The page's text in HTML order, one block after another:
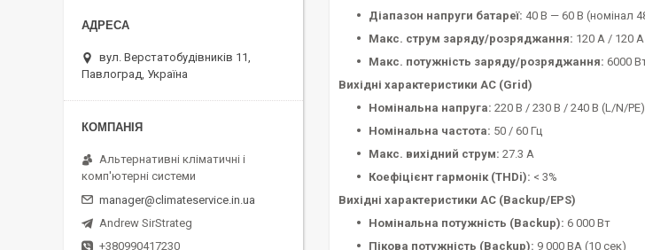
Діапазон напруги батареї: 40 В — 60 В (номінал
Макс. струм заряду/розряджання: 120 А / 120 А
Макс. потужність заряду/розряджання: 6000
Вихідні характеристики AC (Grid)
Номінальна напруга: 220 В / 230 В / 240 В (L/N/PE)
Номінальна частота: 50 / 60 Гц
Макс. вихідний струм: 27.3 А
Коефіцієнт гармонік (THDi): < 3%
Вихідні характеристики AC (Backup/EPS)
Номінальна потужність (Backup): 6 000 Вт
Пікова потужність (Backup): 9 000 ВА (10 сек)
вул. Верстатобудівників 11,
Павлоград, Україна
Альтернативні кліматичні і
комп'ютерні системи
manager@climateservice.in.ua
Andrew SirStrateg
+380990417230